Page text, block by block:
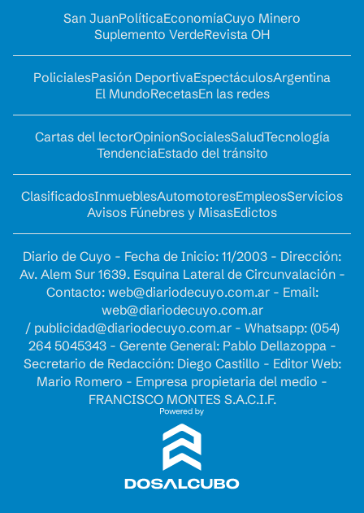
San JuanPolíticaEconomíaCuyo Minero
Suplemento VerdeRevista OH
PolicialesPasión DeportivaEspectáculosArgentina
El MundoRecetasEn las redes
Cartas del lectorOpinionSocialesSaludTecnología
TendenciaEstado del tránsito
ClasificadosInmueblesAutomotoresEmpleosServicios
Avisos Fúnebres y MisasEdictos
Diario de Cuyo - Fecha de Inicio: 11/2003 - Dirección:
Av. Alem Sur 1639. Esquina Lateral de Circunvalación -
Contacto: web@diariodecuyo.com.ar- Email:
web@diariodecuyo.com.ar
/ publicidad@diariodecuyo.com.ar- Whatsapp: (054)
264 5045343 - Gerente General: Pablo Dellazoppa -
Secretario de Redacción: Diego Castillo - Editor Web:
Mario Romero - Empresa propietaria del medio -
FRANCISCO MONTES S.A.C.I.F.